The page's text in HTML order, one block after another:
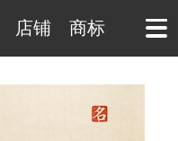
店铺 商标